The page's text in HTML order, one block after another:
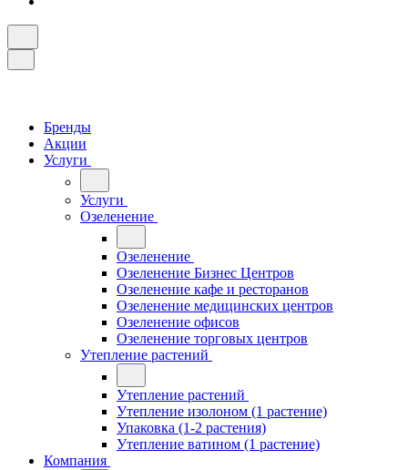
Бренды
Акции
Услуги
Услуги
Озеленение
Озеленение
Озеленение Бизнес Центров
Озеленение кафе и ресторанов
Озеленение медицинских центров
Озеленение офисов
Озеленение торговых центров
Утепление растений
Утепление растений
Утепление изолоном (1 растение)
Упаковка (1-2 растения)
Утепление ватином (1 растение)
Компания